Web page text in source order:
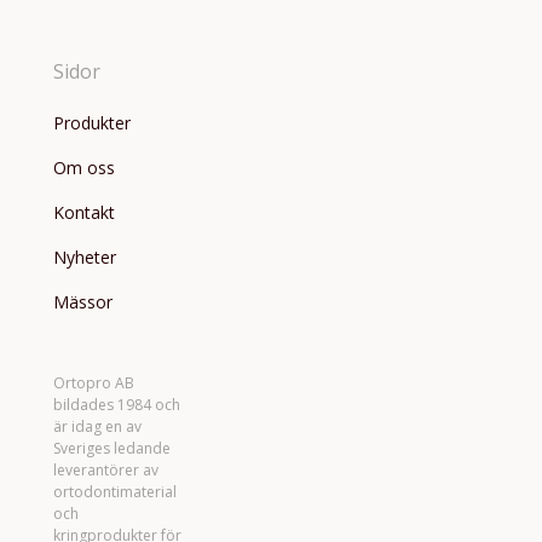
Sidor
Produkter
Om oss
Kontakt
Nyheter
Mässor
Ortopro AB
bildades 1984 och
är idag en av
Sveriges ledande
leverantörer av
ortodontimaterial
och
kringprodukter för